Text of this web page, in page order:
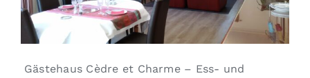
Gästehaus Cèdre et Charme – Ess- und